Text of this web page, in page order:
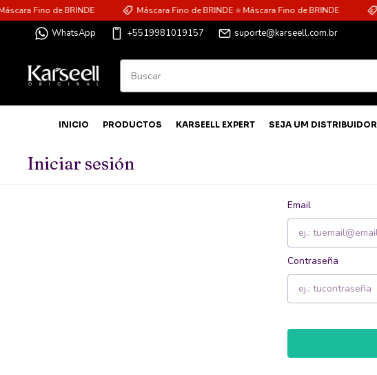
Fino de BRINDE Máscara Fino de BRINDE ⭐ Máscara Fino de BRINDE
WhatsApp +5519981019157 suporte@karseell.com.br
INICIO PRODUCTOS KARSEELL EXPERT SEJA UM DISTRIBUIDOR
Iniciar sesión
Email
Contraseña